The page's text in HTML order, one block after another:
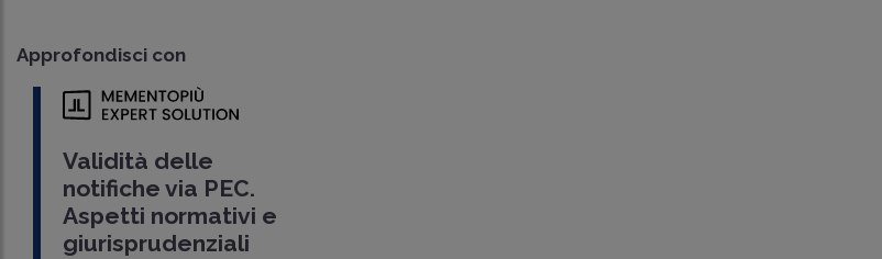
Approfondisci con
Validità delle
notifiche via PEC.
Aspetti normativi e
giurisprudenziali